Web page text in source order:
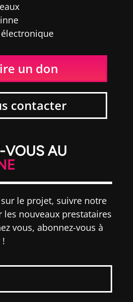
un don
contacter
AU
le projet, suivre notre
les nouveaux prestataires
vous, abonnez-vous à